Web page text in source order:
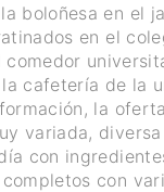
boloñesa en el
en el
cafetería de la
la
variada,
con
completos con